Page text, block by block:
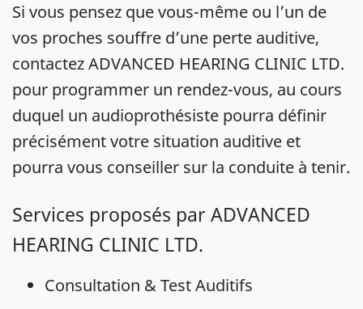
Si vous pensez que vous-même ou l’un de
vos proches souffre d’une perte auditive,
contactez ADVANCED HEARING CLINIC LTD.
pour programmer un rendez-vous, au cours
duquel un audioprothésiste pourra définir
précisément votre situation auditive et
pourra vous conseiller sur la conduite à tenir.
Services proposés par ADVANCED
HEARING CLINIC LTD.
Consultation & Test Auditifs